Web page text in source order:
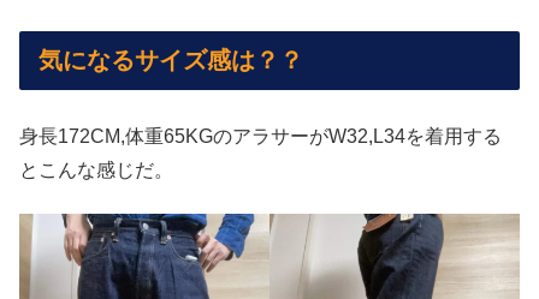
気になるサイズ感は？？
身長172CM,体重65KGのアラサーがW32,L34を着用する
とこんな感じだ。